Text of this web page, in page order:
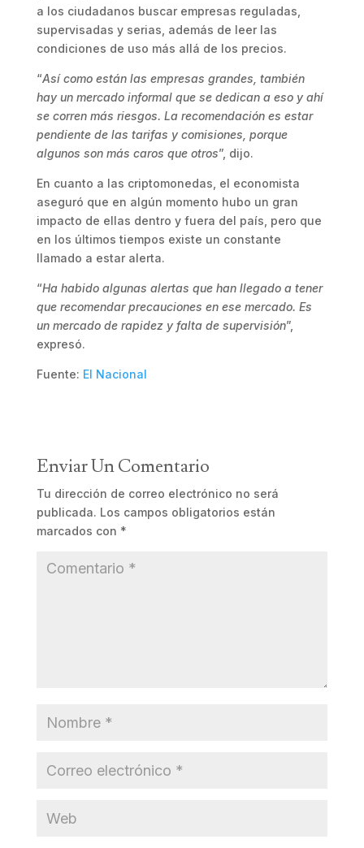
a los ciudadanos buscar empresas reguladas,
supervisadas y serias, además de leer las
condiciones de uso más allá de los precios.
“Así como están las empresas grandes, también
hay un mercado informal que se dedican a eso y ahí
se corren más riesgos. La recomendación es estar
pendiente de las tarifas y comisiones, porque
algunos son más caros que otros”, dijo.
En cuanto a las criptomonedas, el economista
aseguró que en algún momento hubo un gran
impacto de ellas dentro y fuera del país, pero que
en los últimos tiempos existe un constante
llamado a estar alerta.
“Ha habido algunas alertas que han llegado a tener
que recomendar precauciones en ese mercado. Es
un mercado de rapidez y falta de supervisión”,
expresó.
Fuente: El Nacional
Enviar Un Comentario
Tu dirección de correo electrónico no será
publicada. Los campos obligatorios están
marcados con *